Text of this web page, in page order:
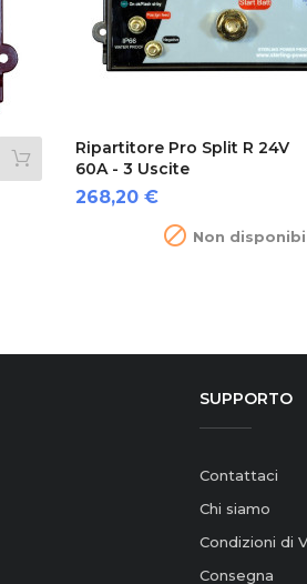
Ripartitore Pro Split R 24V
60A - 3 Uscite
Prezzo
268,20 €
 Non
SUPPORTO
Contattaci
Chi siamo
Condizioni di
Consegna